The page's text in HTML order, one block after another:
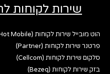
שירות לקוחות
הוט מובייל שירות לקוחות (Hot Mobile)
פרטנר שירות לקוחות (Partner)
סלקום שירות לקוחות (Cellcom)
בזק שירות לקוחות (Bezeq)